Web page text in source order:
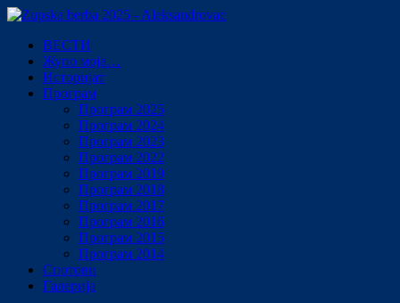
ВЕСТИ
Жупо моја…
Историјат
Програм
Програм 2025
Програм 2024
Програм 2023
Програм 2022
Програм 2019
Програм 2018
Програм 2017
Програм 2016
Програм 2015
Програм 2014
Спотови
Галерија